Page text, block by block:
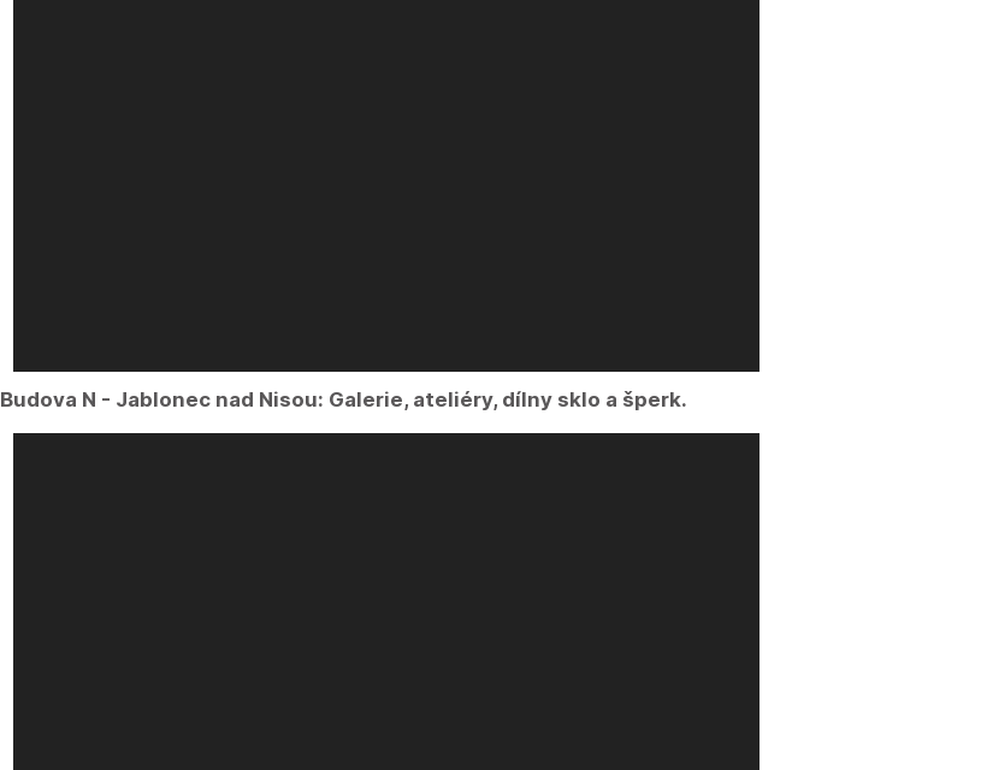
Budova N - Jablonec nad Nisou: Galerie, ateliéry, dílny sklo a šperk.